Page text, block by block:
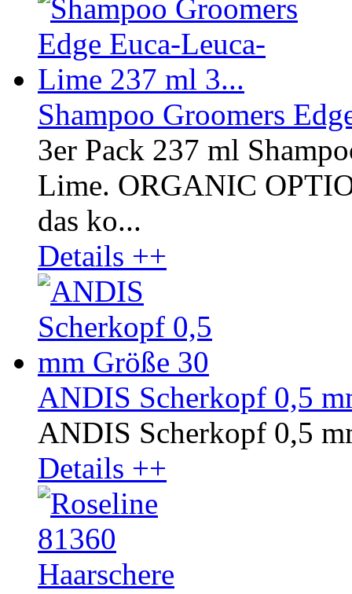
Shampoo Groomers
3er Pack 237 ml
Lime. ORGANIC
das ko...
Details ++
ANDIS Scherkopf 0,5
ANDIS Scherkopf 0,5
Details ++